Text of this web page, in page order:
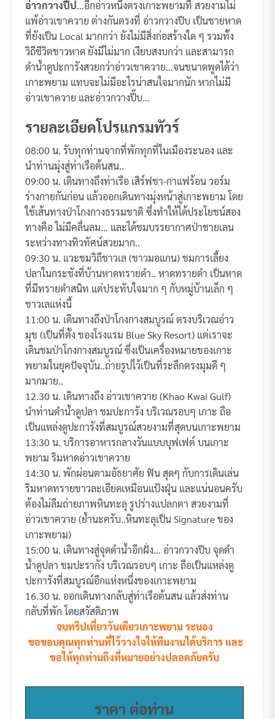
อ่าวกวางปีป…อีกอ่าวหนึ่งตรงเกาะพยามที่ สวยงามไม่
แพ้อ่าวเขาควาย ต่างกันตรงที่ อ่าวกวางปีบ เป็นชายหาด
ที่ยังเป็น Local มากกว่า ยังไม่มีสิ่งก่อสร้างใด ๆ รวมทั้ง
วิถีชีวิตชาวหาด ยังมีไม่มาก เงียบสงบกว่า และสามารถ
ดำน้ำดูปะการังสวยกว่าอ่าวเขาควาย…จนขนาดพูดได้ว่า
เกาะพยาม แทบจะไม่มีอะไรน่าสนใจมากนัก หากไม่มี
อ่าวเขาควาย และอ่าวกวางปี๊บ…
รายละเอียดโปรแกรมทัวร์
08:00 น. รับทุกท่านจากที่พักทุกที่ในเมืองระนอง และ
นำท่านมุ่งสู่ท่าเรือต้นสน..
09:00 น. เดินทางถึงท่าเรือ เสิร์ฟชา-กาแฟร้อน วอร์ม
ร่างกายกันก่อน แล้วออกเดินทางมุ่งหน้าสู่เกาะพยาม โดย
ใช้เส้นทางป่าโกงกางธรรมชาติ ซึ่งทำให้ได้ประโยชน์สอง
ทางคือ ไม่มีคลื่นลม… และได้ชมบรรยากาศป่าชายเลน
ระหว่างทางทิวทัศน์สวยมาก..
09:30 น. แวะชมวิถีชาวเล (ชาวมอแกน) ชมการเลี้ยง
ปลาในกระชังที่บ้านหาดทรายดำ.. หาดทรายดำ เป็นหาด
ที่มีทรายดำสนิท แต่ประทับใจมาก ๆ กับหมู่บ้านเล็ก ๆ
ชาวเลแห่งนี้
11:00 น. เดินทางถึงป่าโกงกางสมบูรณ์ ตรงบริเวณอ่าว
มุข (เป็นที่ตั้ง ของโรงแรม Blue Sky Resort) แต่เราจะ
เดินชมป่าโกงกางสมบูรณ์ ซึ่งเป็นเครื่องหมายของเกาะ
พยามในยุคปัจจุบัน..ถ่ายรูปไว้เป็นที่ระลึกตรงมุมดี ๆ
มากมาย..
12.30 น. เดินทางถึง อ่าวเขาควาย (Khao Kwai Gulf)
นำท่านดำน้ำดูปลา ชมปะการัง บริเวณรอบๆ เกาะ ถือ
เป็นแหล่งดูปะการังที่สมบูรณ์สวยงามที่สุดบนเกาะพยาม
13:30 น. บริการอาหารกลางวันแบบบุฟเฟต์ บนเกาะ
พยาม ริมหาดอ่าวเขาควาย
14:30 น. พักผ่อนตามอัธยาศัย ฟิน สุดๆ กับการเดินเล่น
ริมหาดทรายขาวละเอียดเหมือนแป้งฝุ่น และแน่นอนครับ
ต้องไม่ลืมถ่ายภาพหินทะลุ รูปร่างแปลกตา สวยงามที่
อ่าวเขาควาย (ย้ำนะครับ..หินทะลุเป็น Signature ของ
เกาะพยาม)
15:00 น. เดินทางสู่จุดดำน้ำอีกฝั่ง… อ่าวกวางปีบ จุดดำ
น้ำดูปลา ชมปะรากัง บริเวณรอบๆ เกาะ ถือเป็นแหล่งดู
ปะการังที่สมบูรณ์อีกแห่งหนึ่งของเกาะพยาม
16.30 น. ออกเดินทางกลับสู่ท่าเรือต้นสน แล้วส่งท่าน
กลับที่พัก โดยสวัสดิภาพ
จบทริปเที่ยววันเดียวเกาะพยาม ระนอง
ขอขอบคุณทุกท่านที่ไว้วางใจให้ทีมงานได้บริการ และ
ขอให้ทุกท่านถึงที่หมายอย่างปลอดภัยครับ
ราคา ต่อท่าน